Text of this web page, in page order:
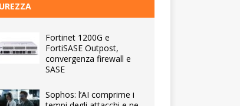
Fortinet 1200G e
FortiSASE Outpost,
convergenza firewall e
SASE
Sophos: l’AI comprime i